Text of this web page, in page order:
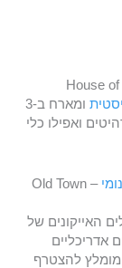
ומארח ב-3
ואפילו כלי
– Old Town
האייקונים של
אדריכליים
מומלץ להצטרף